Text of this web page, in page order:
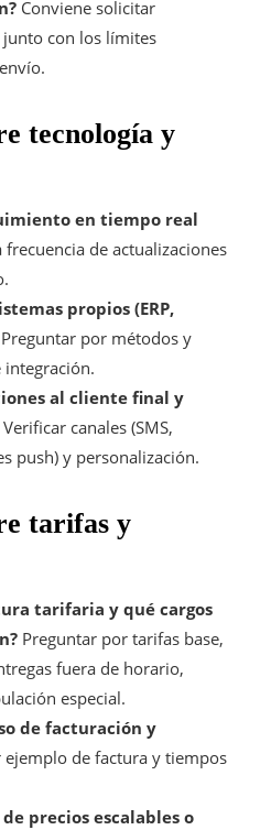
Conviene solicitar
con los límites
tecnología y
en tiempo real
frecuencia de actualizaciones
propios (ERP,
Preguntar por métodos y
al cliente final y
Verificar canales (SMS,
push) y personalización.
tarifas y
tarifaria y qué cargos
Preguntar por tarifas base,
fuera de horario,
especial.
de facturación y
ejemplo de factura y tiempos
precios escalables o